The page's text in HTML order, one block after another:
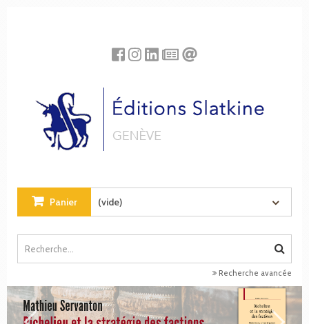
Panier (vide)
Recherche avancée